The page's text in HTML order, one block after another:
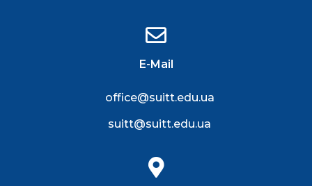
E-Mail
office@suitt.edu.ua
suitt@suitt.edu.ua